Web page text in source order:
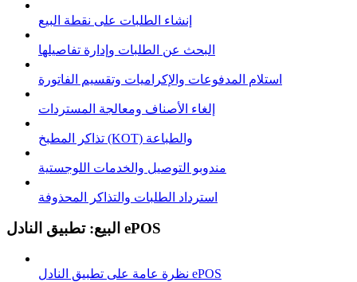
إنشاء الطلبات على نقطة البيع
البحث عن الطلبات وإدارة تفاصيلها
استلام المدفوعات والإكراميات وتقسيم الفاتورة
إلغاء الأصناف ومعالجة المستردات
تذاكر المطبخ (KOT) والطباعة
مندوبو التوصيل والخدمات اللوجستية
استرداد الطلبات والتذاكر المحذوفة
البيع: تطبيق النادل ePOS
نظرة عامة على تطبيق النادل ePOS